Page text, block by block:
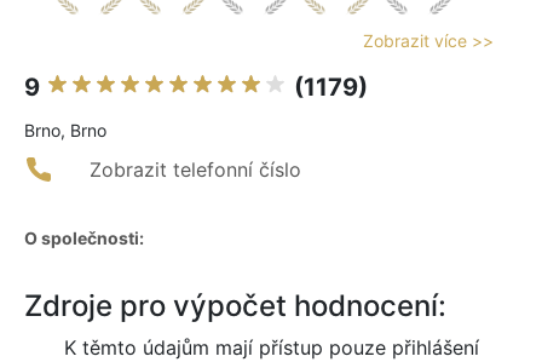
Zobrazit více >>
9 (1179)
Brno, Brno
Zobrazit telefonní číslo
O společnosti:
Zdroje pro výpočet hodnocení:
K těmto údajům mají přístup pouze přihlášení